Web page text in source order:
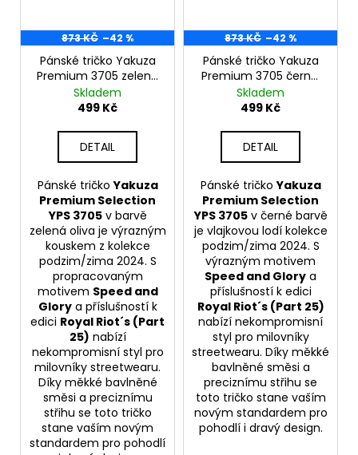
873 KČ –42 %
Pánské tričko Yakuza
Premium 3705 zelená
oliva, Speed and Glory
Skladem
499 Kč
DETAIL
Pánské tričkoYakuza
Premium Selection
YPS 3705v barvě
zelená oliva je výrazným
kouskem z kolekce
podzim/zima 2024. S
propracovaným
motivem Speed and
Glorya příslušností k
edici Royal Riot´s (Part
25) nabízí
nekompromisní styl pro
milovníky streetwearu.
Díky měkké bavlněné
směsi a preciznímu
střihu se toto tričko
stane vaším novým
standardem pro pohodlí
873 KČ –42 %
Pánské tričko Yakuza
Premium 3705 černé,
Speed and Glory
Skladem
499 Kč
DETAIL
Pánské tričkoYakuza
Premium Selection
YPS 3705v černé barvě
je vlajkovou lodí kolekce
podzim/zima 2024. S
výrazným motivem
Speed and Glory a
příslušností k edici
Royal Riot´s (Part 25)
nabízí nekompromisní
styl pro milovníky
streetwearu. Díky měkké
bavlněné směsi a
preciznímu střihu se
toto tričko stane vaším
novým standardem pro
pohodlí i dravý design.